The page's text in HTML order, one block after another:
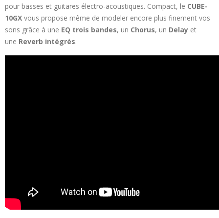
pour basses et guitares électro-acoustiques. Compact, le CUBE-
10GX vous propose même de modeler encore plus finement vos
sons grâce à une EQ trois bandes, un Chorus, un Delay et
une Reverb intégrés.